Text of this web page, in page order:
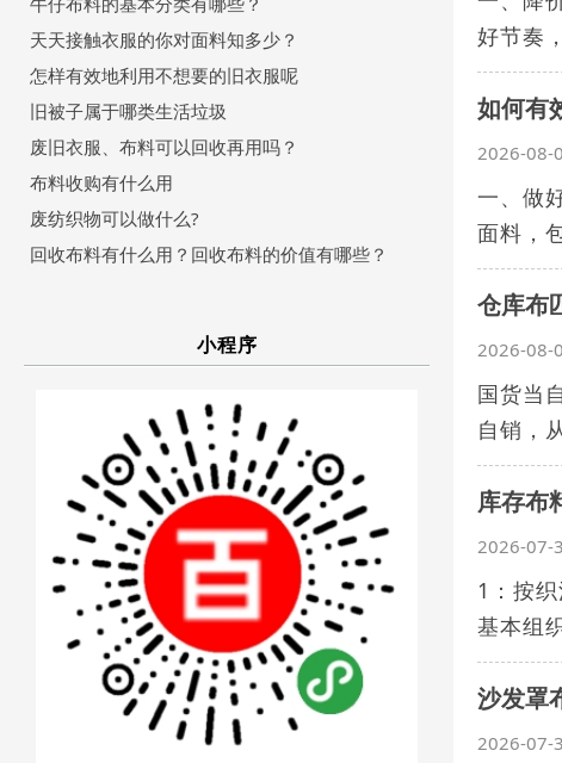
天天接触衣服的你对面料知多少？
怎样有效地利用不想要的旧衣服呢
旧被子属于哪类生活垃圾
废旧衣服、布料可以回收再用吗？
布料收购有什么用
废纺织物可以做什么?
回收布料有什么用？回收布料的价值有哪些？
小程序
好节奏
如何有
2026-08-
一、做
面料，
仓库布
2026-08-
国货当
自销，
库存布
2026-07-
1：按
基本组
沙发罩
2026-07-